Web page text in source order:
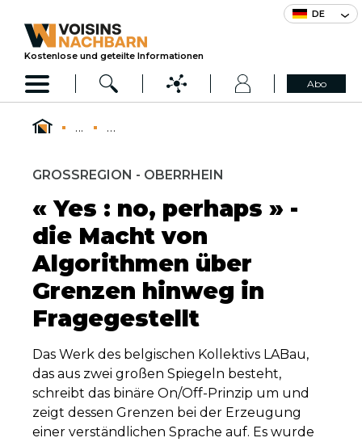
DE
Kostenlose und geteilte Informationen
Abo
... ...
GROSSREGION - OBERRHEIN
« Yes : no, perhaps » -
die Macht von
Algorithmen über
Grenzen hinweg in
Fragegestellt
Das Werk des belgischen Kollektivs LABau,
das aus zwei großen Spiegeln besteht,
schreibt das binäre On/Off-Prinzip um und
zeigt dessen Grenzen bei der Erzeugung
einer verständlichen Sprache auf. Es wurde